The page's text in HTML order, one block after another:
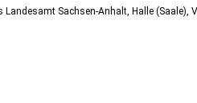
Sachsen-Anhalt, Halle (Saale),